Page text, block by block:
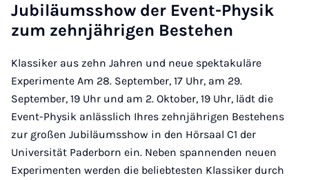
Ju­biläumsshow der Event-Physik
zum zehnjährigen Be­stehen
Klassiker aus zehn Jahren und neue spektakuläre
Experimente Am 28. September, 17 Uhr, am 29.
September, 19 Uhr und am 2. Oktober, 19 Uhr, lädt die
Event-Physik anlässlich Ihres zehnjährigen Bestehens
zur großen Jubiläumsshow in den Hörsaal C1 der
Universität Paderborn ein. Neben spannenden neuen
Experimenten werden die beliebtesten Klassiker durch